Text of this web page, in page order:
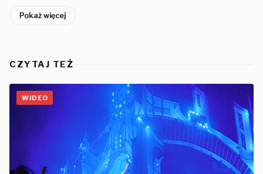
Pokaż więcej
CZYTAJ TEŻ
WIDEO